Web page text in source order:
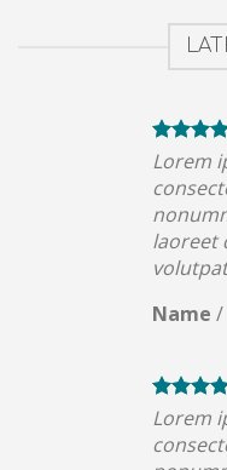
Lorem
laoreet
Name /
Lorem